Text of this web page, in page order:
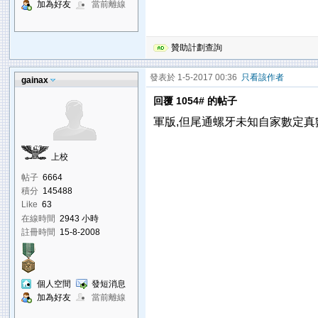
加為好友 當前離線
贊助計劃查詢
gainax
上校
帖子 6664
積分 145488
Like 63
在線時間 2943 小時
註冊時間 15-8-2008
個人空間
發短消息
加為好友
當前離線
發表於 1-5-2017 00:36 只看該作者
回覆 1054# 的帖子
軍版,但尾通螺牙未知自家數定真